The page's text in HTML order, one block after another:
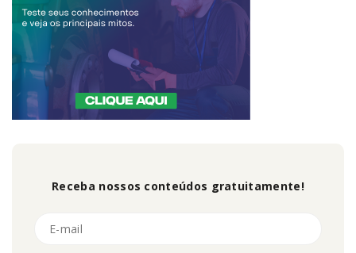
Receba nossos conteúdos gratuitamente!